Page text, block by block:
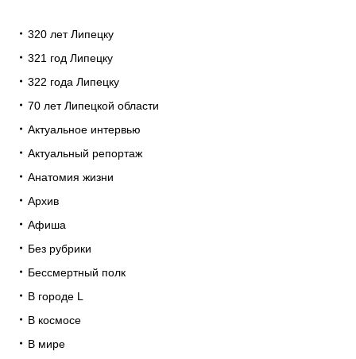
320 лет Липецку
321 год Липецку
322 года Липецку
70 лет Липецкой области
Актуальное интервью
Актуальный репортаж
Анатомия жизни
Архив
Афиша
Без рубрики
Бессмертный полк
В городе L
В космосе
В мире